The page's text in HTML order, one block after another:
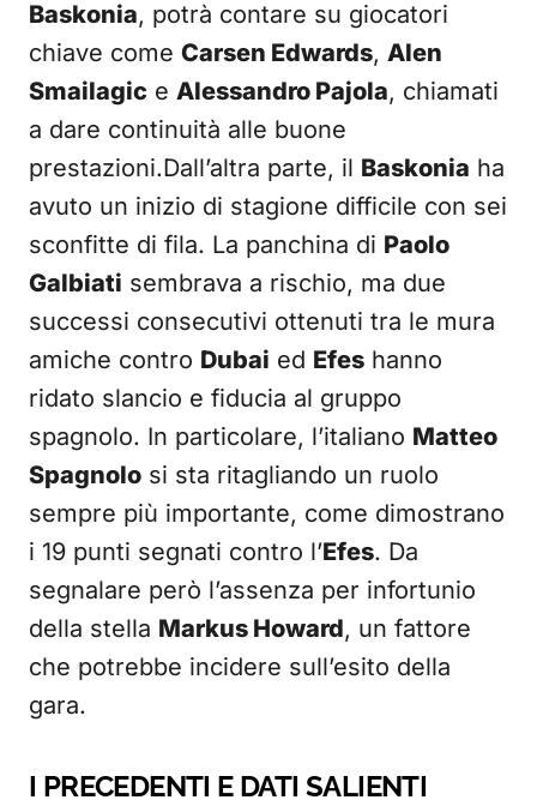
Baskonia, potrà contare su giocatori
chiave come Carsen Edwards, Alen
Smailagic e Alessandro Pajola, chiamati
a dare continuità alle buone
prestazioni.Dall’altra parte, il Baskonia ha
avuto un inizio di stagione difficile con sei
sconfitte di fila. La panchina di Paolo
Galbiati sembrava a rischio, ma due
successi consecutivi ottenuti tra le mura
amiche contro Dubai ed Efes hanno
ridato slancio e fiducia al gruppo
spagnolo. In particolare, l’italiano Matteo
Spagnolo si sta ritagliando un ruolo
sempre più importante, come dimostrano
i 19 punti segnati contro l’Efes. Da
segnalare però l’assenza per infortunio
della stella Markus Howard, un fattore
che potrebbe incidere sull’esito della
gara.
I PRECEDENTI E DATI SALIENTI